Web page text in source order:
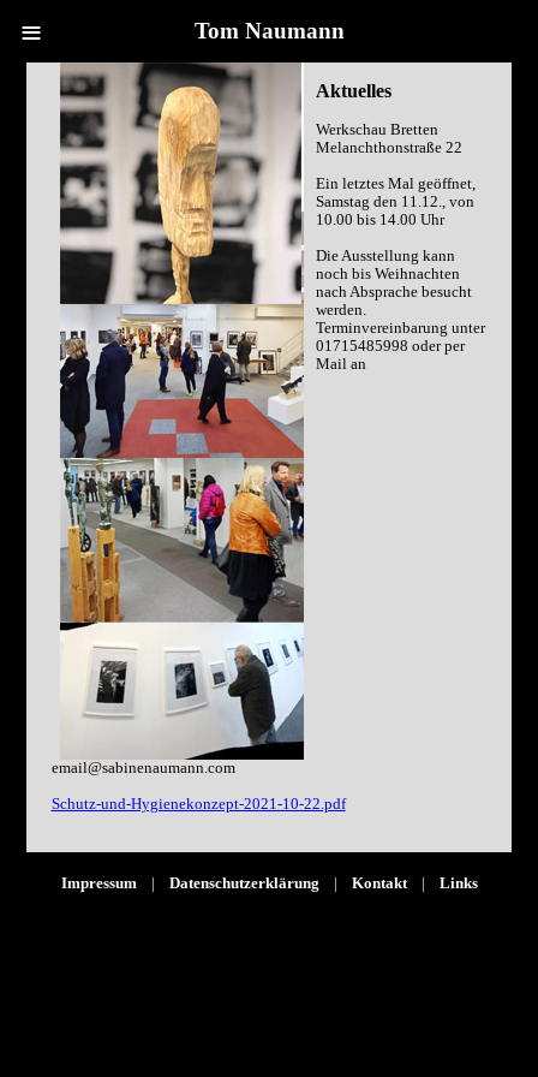
Tom Naumann
≡
Aktuelles
Werkschau Bretten
Melanchthonstraße 22
Ein letztes Mal geöffnet,
Samstag den 11.12., von
10.00 bis 14.00 Uhr
Die Ausstellung kann
noch bis Weihnachten
nach Absprache besucht
werden.
Terminvereinbarung unter
01715485998 oder per
Mail an
email@sabinenaumann.com
Schutz-und-Hygienekonzept-2021-10-22.pdf
Impressum Datenschutzerklärung Kontakt Links